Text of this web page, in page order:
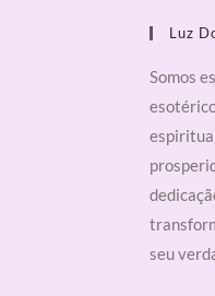
Luz
Somos
seu